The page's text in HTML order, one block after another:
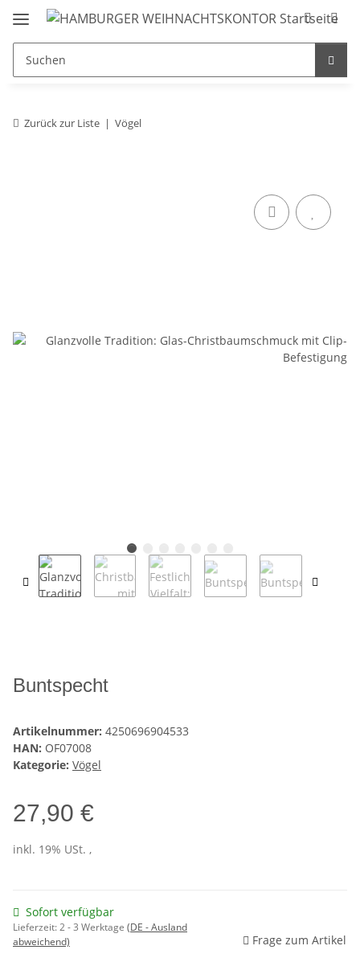
Zurück zur Liste Vögel
Buntspecht
Artikelnummer: 4250696904533
HAN: OF07008
Kategorie: Vögel
27,90 €
inkl. 19% USt. ,
Sofort verfügbar
Lieferzeit:2 - 3 Werktage (DE - Ausland
abweichend)
Frage zum Artikel